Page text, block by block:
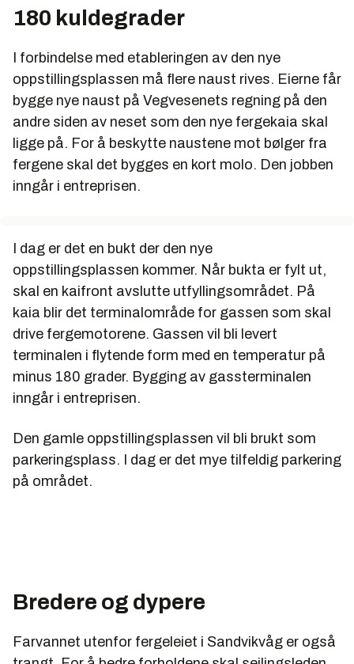
180 kuldegrader
I forbindelse med etableringen av den nye
oppstillingsplassen må flere naust rives. Eierne får
bygge nye naust på Vegvesenets regning på den
andre siden av neset som den nye fergekaia skal
ligge på. For å beskytte naustene mot bølger fra
fergene skal det bygges en kort molo. Den jobben
inngår i entreprisen.
I dag er det en bukt der den nye
oppstillingsplassen kommer. Når bukta er fylt ut,
skal en kaifront avslutte utfyllingsområdet. På
kaia blir det terminalområde for gassen som skal
drive fergemotorene. Gassen vil bli levert
terminalen i flytende form med en temperatur på
minus 180 grader. Bygging av gassterminalen
inngår i entreprisen.
Den gamle oppstillingsplassen vil bli brukt som
parkeringsplass. I dag er det mye tilfeldig parkering
på området.
Bredere og dypere
Farvannet utenfor fergeleiet i Sandvikvåg er også